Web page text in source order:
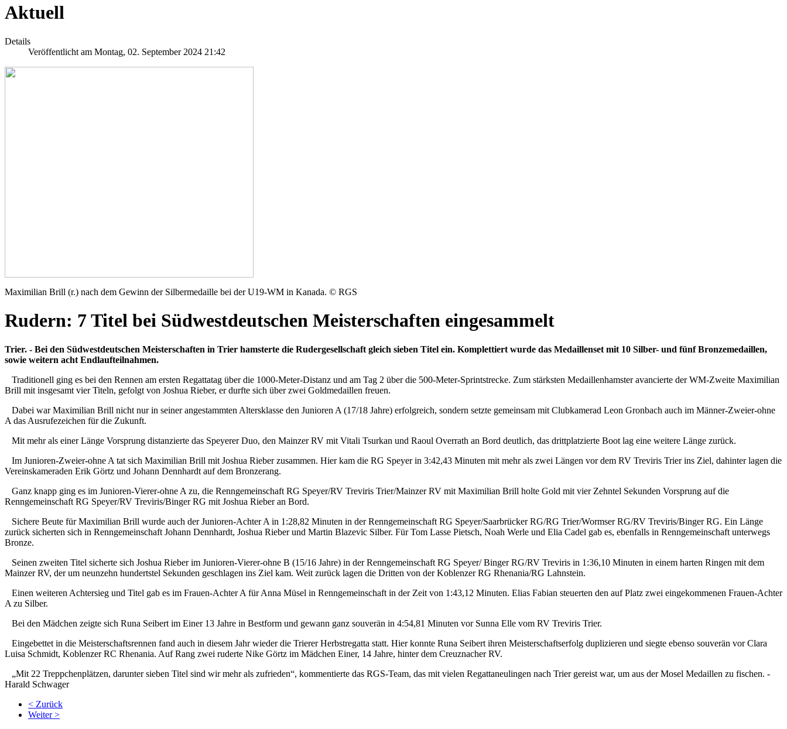
Aktuell
Details
Veröffentlicht am Montag, 02. September 2024 21:42
Maximilian Brill (r.) nach dem Gewinn der Silbermedaille bei der U19-WM in Kanada. © RGS
Rudern: 7 Titel bei Südwestdeutschen Meisterschaften eingesammelt
Trier. - Bei den Südwestdeutschen Meisterschaften in Trier hamsterte die Rudergesellschaft gleich sieben Titel ein. Komplettiert wurde das Medaillenset mit 10 Silber- und fünf Bronzemedaillen,
sowie weitern acht Endlaufteilnahmen.
Traditionell ging es bei den Rennen am ersten Regattatag über die 1000-Meter-Distanz und am Tag 2 über die 500-Meter-Sprintstrecke. Zum stärksten Medaillenhamster avancierte der WM-Zweite Maximilian
Brill mit insgesamt vier Titeln, gefolgt von Joshua Rieber, er durfte sich über zwei Goldmedaillen freuen.
Dabei war Maximilian Brill nicht nur in seiner angestammten Altersklasse den Junioren A (17/18 Jahre) erfolgreich, sondern setzte gemeinsam mit Clubkamerad Leon Gronbach auch im Männer-Zweier-ohne
A das Ausrufezeichen für die Zukunft.
Mit mehr als einer Länge Vorsprung distanzierte das Speyerer Duo, den Mainzer RV mit Vitali Tsurkan und Raoul Overrath an Bord deutlich, das drittplatzierte Boot lag eine weitere Länge zurück.
Im Junioren-Zweier-ohne A tat sich Maximilian Brill mit Joshua Rieber zusammen. Hier kam die RG Speyer in 3:42,43 Minuten mit mehr als zwei Längen vor dem RV Treviris Trier ins Ziel, dahinter lagen die
Vereinskameraden Erik Görtz und Johann Dennhardt auf dem Bronzerang.
Ganz knapp ging es im Junioren-Vierer-ohne A zu, die Renngemeinschaft RG Speyer/RV Treviris Trier/Mainzer RV mit Maximilian Brill holte Gold mit vier Zehntel Sekunden Vorsprung auf die
Renngemeinschaft RG Speyer/RV Treviris/Binger RG mit Joshua Rieber an Bord.
Sichere Beute für Maximilian Brill wurde auch der Junioren-Achter A in 1:28,82 Minuten in der Renngemeinschaft RG Speyer/Saarbrücker RG/RG Trier/Wormser RG/RV Treviris/Binger RG. Ein Länge
zurück sicherten sich in Renngemeinschaft Johann Dennhardt, Joshua Rieber und Martin Blazevic Silber. Für Tom Lasse Pietsch, Noah Werle und Elia Cadel gab es, ebenfalls in Renngemeinschaft unterwegs
Bronze.
Seinen zweiten Titel sicherte sich Joshua Rieber im Junioren-Vierer-ohne B (15/16 Jahre) in der Renngemeinschaft RG Speyer/ Binger RG/RV Treviris in 1:36,10 Minuten in einem harten Ringen mit dem
Mainzer RV, der um neunzehn hundertstel Sekunden geschlagen ins Ziel kam. Weit zurück lagen die Dritten von der Koblenzer RG Rhenania/RG Lahnstein.
Einen weiteren Achtersieg und Titel gab es im Frauen-Achter A für Anna Müsel in Renngemeinschaft in der Zeit von 1:43,12 Minuten. Elias Fabian steuerten den auf Platz zwei eingekommenen Frauen-Achter
A zu Silber.
Bei den Mädchen zeigte sich Runa Seibert im Einer 13 Jahre in Bestform und gewann ganz souverän in 4:54,81 Minuten vor Sunna Elle vom RV Treviris Trier.
Eingebettet in die Meisterschaftsrennen fand auch in diesem Jahr wieder die Trierer Herbstregatta statt. Hier konnte Runa Seibert ihren Meisterschaftserfolg duplizieren und siegte ebenso souverän vor Clara
Luisa Schmidt, Koblenzer RC Rhenania. Auf Rang zwei ruderte Nike Görtz im Mädchen Einer, 14 Jahre, hinter dem Creuznacher RV.
„Mit 22 Treppchenplätzen, darunter sieben Titel sind wir mehr als zufrieden“, kommentierte das RGS-Team, das mit vielen Regattaneulingen nach Trier gereist war, um aus der Mosel Medaillen zu fischen. -
Harald Schwager
< Zurück
Weiter >